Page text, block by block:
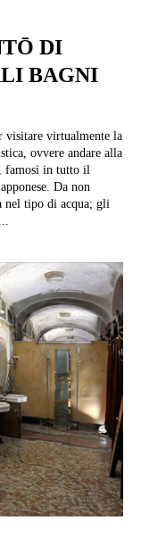
DI
BAGNI
visitare virtualmente la
ovvere andare alla
famosi in tutto il
Da non
nel tipo di acqua; gli